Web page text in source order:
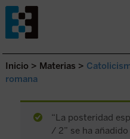
Saltar al contenido.
Inicio > Materias >
romana
“La posteridad
/ 2” se ha